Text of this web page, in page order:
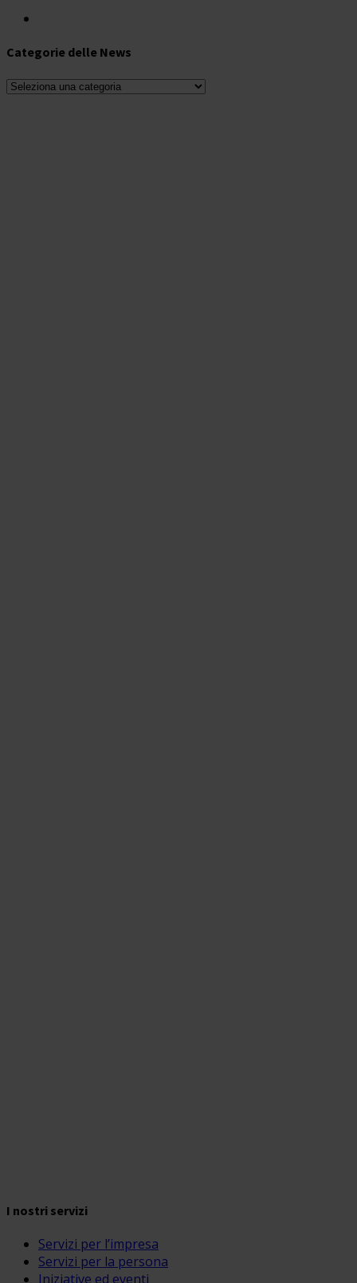
Categorie delle News
Categorie
I nostri servizi
Servizi per l’impresa
Servizi per la persona
Iniziative ed eventi